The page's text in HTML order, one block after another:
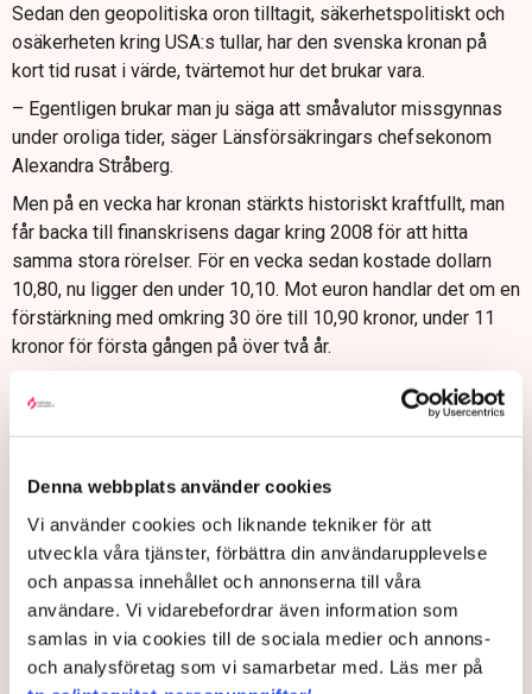
Denna webbplats använder cookies
Vi använder cookies och liknande tekniker för att
utveckla våra tjänster, förbättra din användarupplevelse
och anpassa innehållet och annonserna till våra
användare. Vi vidarebefordrar även information som
samlas in via cookies till de sociala medier och annons-
och analysföretag som vi samarbetar med. Läs mer på
Sedan den geopolitiska oron tilltagit, säkerhetspolitiskt och
osäkerheten kring USA:s tullar, har den svenska kronan på
kort tid rusat i värde, tvärtemot hur det brukar vara.
– Egentligen brukar man ju säga att småvalutor missgynnas
under oroliga tider, säger Länsförsäkringars chefsekonom
Alexandra Stråberg.
Men på en vecka har kronan stärkts historiskt kraftfullt, man
får backa till finanskrisens dagar kring 2008 för att hitta
samma stora rörelser. För en vecka sedan kostade dollarn
10,80, nu ligger den under 10,10. Mot euron handlar det om en
förstärkning med omkring 30 öre till 10,90 kronor, under 11
kronor för första gången på över två år.
– Vi har ganska stor försvarsindustri och försvarsexport som
svensk ekonomi rejält. Tillväxten i Sverige kommer sannolikt
Den allt högre inflationen gör att utsikterna för fler
räntesänkningar försvinner. Det stärker kronan. Den starkare
svenska valutan gör i sig att pristrycket på importerade varor
borde avta.
Synen på svensk ekonomi har förändrats till det bättre, enligt